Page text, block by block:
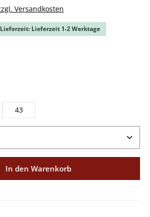
Versandkosten
Lieferzeit 1-2 Werktage
43
Gib den gewünschten Wert ein
In den Warenkorb